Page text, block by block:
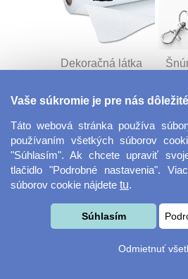
Dekoračná látka
Velkoformátová
Vaše súkromie je pre nás dôležité
Táto webová stránka používa
používaním všetkých súborov
"Súhlasím". Ak chcete upraviť
tlačidlo "Podrobné nastavenia".
súborov cookie nájdete tu.
Súhlasím
Odmietnuť